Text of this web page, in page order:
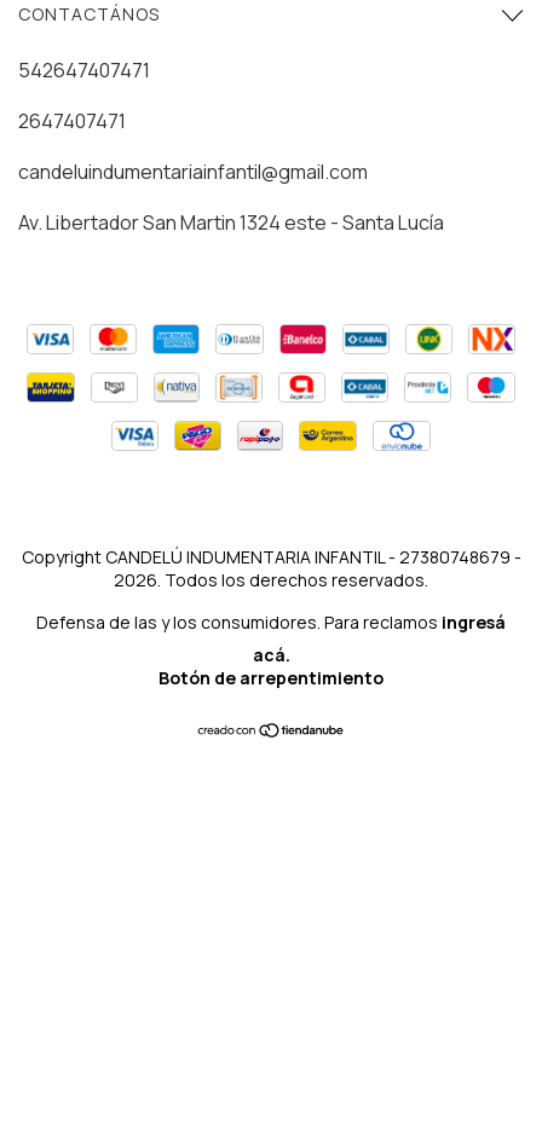
CONTACTÁNOS
542647407471
2647407471
candeluindumentariainfantil@gmail.com
Av. Libertador San Martin 1324 este - Santa Lucía
Copyright CANDELÚ INDUMENTARIA INFANTIL - 27380748679 -
2026. Todos los derechos reservados.
Defensa de las y los consumidores. Para reclamos ingresá
acá.
Botón de arrepentimiento